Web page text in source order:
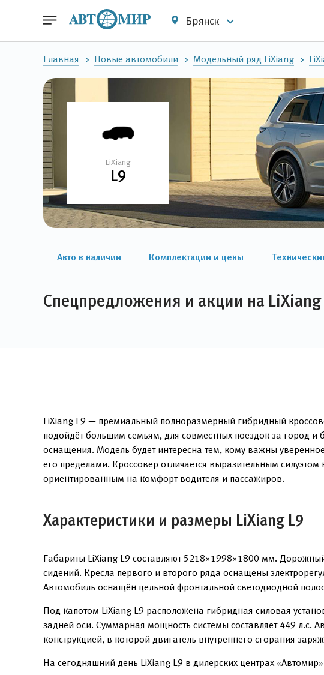
Брянск
Главная Новые автомобили Модельный ряд LiXiang
LiXiang
L9
Авто в наличии Комплектации и цены
Спецпредложения и акции на LiXiang
LiXiang L9 — премиальный полноразмерный гибридный
подойдёт большим семьям, для совместных поездок за город
оснащения. Модель будет интересна тем, кому важны
его пределами. Кроссовер отличается выразительным
ориентированным на комфорт водителя и пассажиров.
Характеристики и размеры LiXiang L9
Габариты LiXiang L9 составляют 5218×1998×1800 мм.
сидений. Кресла первого и второго ряда оснащены
Автомобиль оснащён цельной фронтальной светодиодной
Под капотом LiXiang L9 расположена гибридная силовая
задней оси. Суммарная мощность системы составляет 449 л.с.
конструкцией, в которой двигатель внутреннего сгорания
На сегодняшний день LiXiang L9 в дилерских центрах